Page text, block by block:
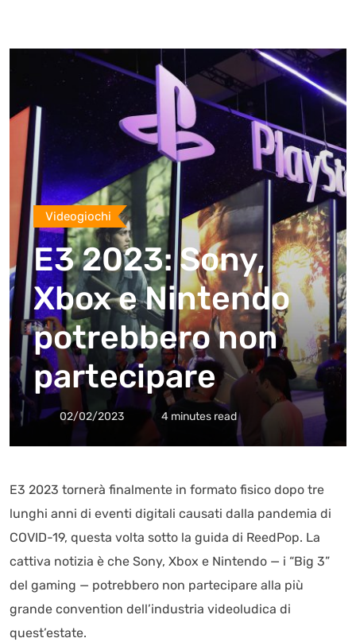
Videogiochi
E3 2023: Sony,
Xbox e Nintendo
potrebbero non
partecipare
02/02/2023 4 minutes read
E3 2023 tornerà finalmente in formato fisico dopo tre
lunghi anni di eventi digitali causati dalla pandemia di
COVID-19, questa volta sotto la guida di ReedPop. La
cattiva notizia è che Sony, Xbox e Nintendo — i “Big 3”
del gaming — potrebbero non partecipare alla più
grande convention dell’industria videoludica di
quest’estate.